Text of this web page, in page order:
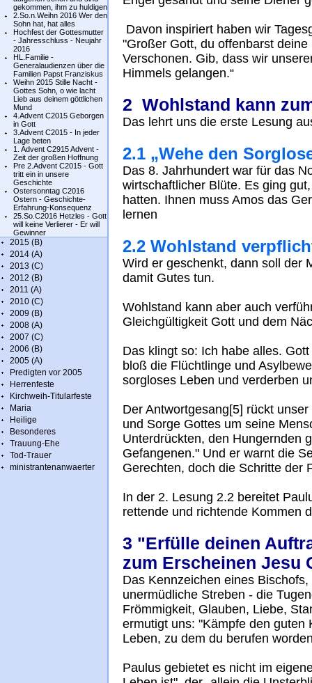
gekommen, ihm zu huldigen
2.So.n.Weihn 2016 Wer den
Sohn hat, hat alles
Hochfest der Gottesmutter
- Jahresschluss - Neujahr
2016
HL.Familie -
Generalaudienzen über die
Familien Papst Franziskus
Weihn 2015 Stille Nacht -
Gottes Sohn, o wie lacht
Lieb aus deinem göttlichen
Mund
4.Advent C2015 Geborgen
in Gott
3.Advent C2015 - In jeder
Lage beten
1. Advent C2915 Advent -
Zeit der großen Hoffnung
Pre 2.Advent C2015 - Gott
tritt ein in unsere
Geschichte
Ostersonntag C2016
Ostern - Geschichte-
Erfahrung-Konsequenz
25.So.C2016 Hetzles - Gott
will keine Verlierer - Er will
Gewinner
2015 (B)
2014 (A)
2013 (C)
2012 (B)
2011 (A)
2010 (C)
2009 (B)
2008 (A)
2007 (C)
2006 (B)
2005 (A)
Predigten vor 2005
Herrenfeste
Kirchweih-Titularfeste
Maria
Heilige
Besonderes
Trauung-Ehe
Tod-Trauer
ministrantenanwaerter
Davon inspiriert haben wir
"Großer Gott, du offenbarst
Verschonen. Gib, dass wir
Himmels gelangen.“
2 Wohlstand kann
Das lehrt uns die erste Lesung
2.1 „Wehe den
Das 8. Jahrhundert war für das
wirtschaftlicher Blüte. Es ging
hatten. Ihnen muss Amos das
lernen
2.2 Wohlstand
Wird er geschenkt, dann soll der
damit Gutes tun.
Wohlstand kann aber auch
Gleichgültigkeit Gott und dem
Das klingt so: Ich habe alles.
bloß die Flüchtlinge und
sorgloses Leben und verderben
Der Antwortgesang[5] rückt
und Sorge Gottes um seine
Unterdrückten, den Hungernden
Gefangenen." Und er warnt die
Gerechten, doch die Schritte der
In der 2. Lesung 2.2 bereitet
rettende und richtende Kommen
3 "Erfülle deinen
zum Erscheinen Jesu
Das Kennzeichen eines
unermüdliche Streben - die
Frömmigkeit, Glauben, Liebe,
ermutigt uns: "Kämpfe den guten
Leben, zu dem du berufen
Paulus gebietet es nicht im